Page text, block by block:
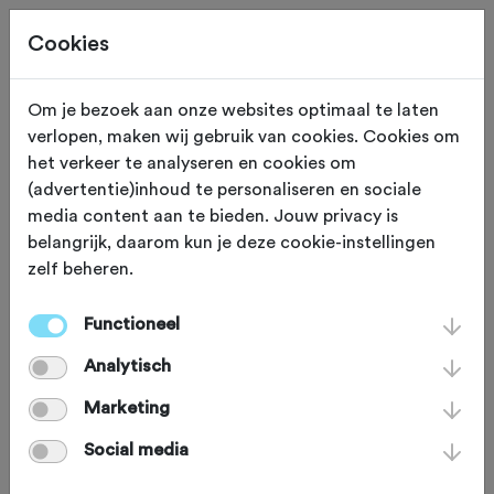
MONUMENT IJsselstein
De zendmast van Lopik
Het hoogste bouwwerk van
Nederland? Dat is de 372 meter hoge
Gerbrandytoren, beter bekend als de
zendmast van Lopik. De ranke spriet
steekt 260 meter boven de Utrechtse
Cookies
Om je bezoek aan onze websites optimaal te laten
verlopen, maken wij gebruik van cookies. Cookies om
het verkeer te analyseren en cookies om
(advertentie)inhoud te personaliseren en sociale
media content aan te bieden. Jouw privacy is
belangrijk, daarom kun je deze cookie-instellingen
zelf beheren.
Functioneel
Analytisch
Marketing
Social media